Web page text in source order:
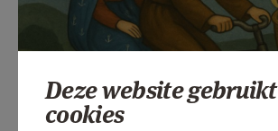
Deze website gebruikt
cookies